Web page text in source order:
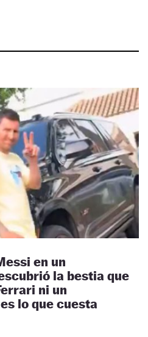
en un
la bestia que
ni un
lo que cuesta